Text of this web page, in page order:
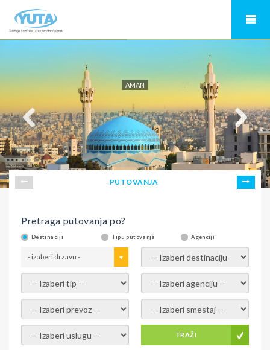
AMAN
PUTOVANJA
Pretraga putovanja po?
Destinaciji Tipu putovanja Agenciji
- izaberi drzavu - - izaberi destinaciju -
- izaberi tip - - izaberi agenciju -
- izaberi prevoz - - Izaberite smestaj -
- Izaberite uslugu - TRAŽI